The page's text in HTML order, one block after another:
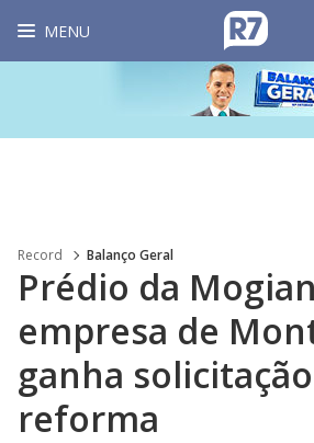
MENU
Record Balanço Geral
Prédio da
empresa de
ganha
reforma